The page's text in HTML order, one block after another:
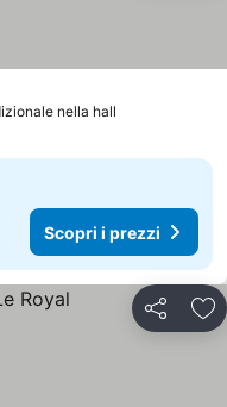
nella hall
Scopri i prezzi
Condividi